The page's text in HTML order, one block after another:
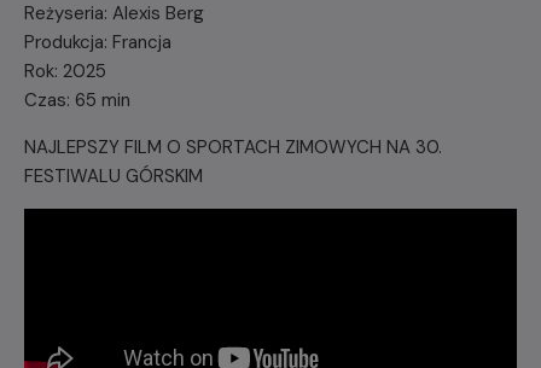
Reżyseria: Alexis Berg
Produkcja: Francja
Rok: 2025
Czas: 65 min
NAJLEPSZY FILM O SPORTACH ZIMOWYCH NA 30.
FESTIWALU GÓRSKIM